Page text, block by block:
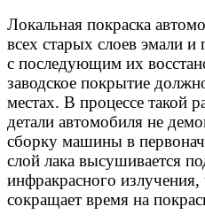
Локальная покраска
всех старых слоев эмали и
с последующим их
заводское покрытие
местах. В процессе такой
детали автомобиля не
сборку машины в
слой лака высушивается
инфракрасного излучения,
сокращает время на